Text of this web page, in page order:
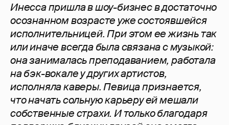
Инесса пришла в шоу-бизнес в достаточно
осознанном возрасте уже состоявшейся
исполнительницей. При этом ее жизнь так
или иначе всегда была связана с музыкой:
она занималась преподаванием, работала
на бэк-вокале у других артистов,
исполняла каверы. Певица признается,
что начать сольную карьеру ей мешали
собственные страхи. И только благодаря